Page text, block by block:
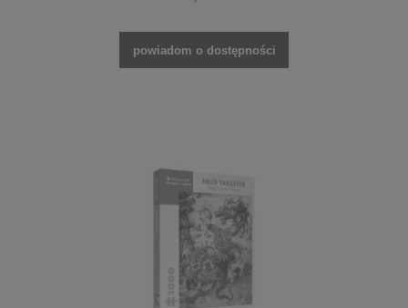
powiadom o dostępności